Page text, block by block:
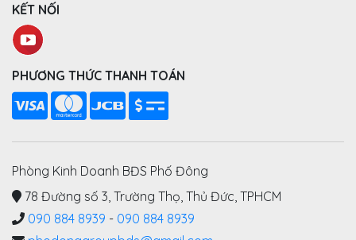
KẾT NỐI
PHƯƠNG THỨC THANH TOÁN
Phòng Kinh Doanh BĐS Phố Đông
78 Đường số 3, Trường Thọ, Thủ Đức, TPHCM
090 884 8939 - 090 884 8939